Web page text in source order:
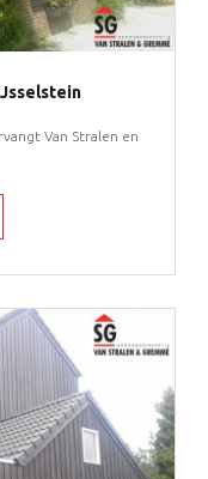
Van Stralen en